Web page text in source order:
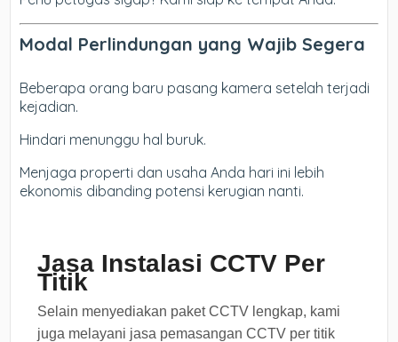
Modal Perlindungan yang Wajib Segera
Beberapa orang baru pasang kamera setelah terjadi
kejadian.
Hindari menunggu hal buruk.
Menjaga properti dan usaha Anda hari ini lebih
ekonomis dibanding potensi kerugian nanti.
Jasa Instalasi CCTV Per
Titik
Selain menyediakan paket CCTV lengkap, kami
juga melayani jasa pemasangan CCTV per titik